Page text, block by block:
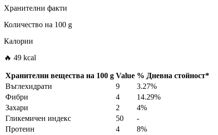
Хранителни факти
Количество на 100 g
Калории
🔥 49 kcal
Хранителни вещества на 100 g Value % Дневна стойност*
Въглехидрати
9
3.27%
Фибри
4
14.29%
Захари
2
4%
Гликемичен индекс
50
-
Протеин
4
8%